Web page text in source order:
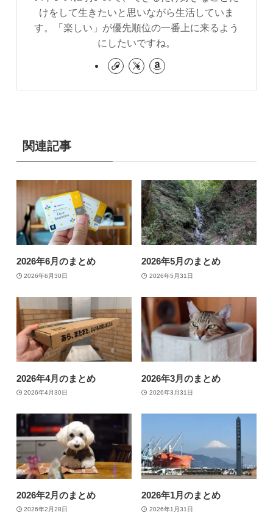
けをして生きたいと思いながら生活していま
す。「楽しい」が優先順位の一番上に来るよう
にしたいですね。
関連記事
2026年6月のまとめ
2026年6月30日
2026年5月のまとめ
2026年5月31日
2026年4月のまとめ
2026年4月30日
2026年3月のまとめ
2026年3月31日
2026年2月のまとめ
2026年2月28日
2026年1月のまとめ
2026年1月31日